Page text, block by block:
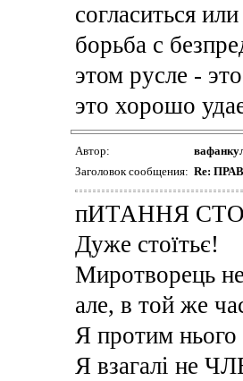
согласиться
борьба с
этом русле -
это хорошо
Автор:
Заголовок сообщения: Re:
пИТАННЯ
Дуже стоїтьє!
Миротворець
але, в той же
Я протим
Я взагалі не